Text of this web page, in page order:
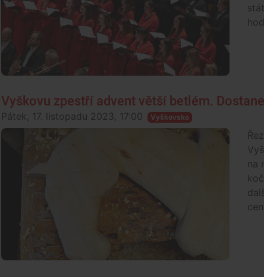
Vyškovu zpestří advent větší betlém.
Pátek, 17. listopadu 2023, 17:00 Vyškovsko
na